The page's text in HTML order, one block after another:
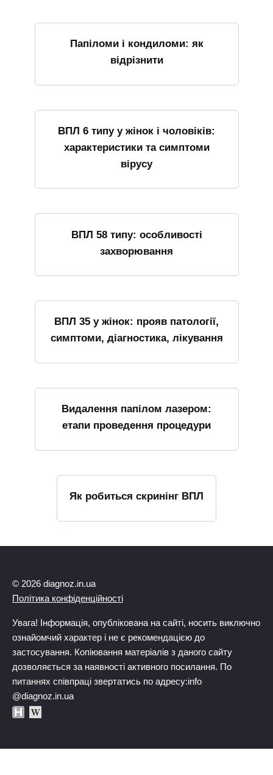
Папіломи і кондиломи: як
відрізнити
ВПЛ 6 типу у жінок і чоловіків:
характеристики та симптоми
вірусу
ВПЛ 58 типу: особливості
захворювання
ВПЛ 35 у жінок: прояв патології,
симптоми, діагностика, лікування
Видалення папілом лазером:
етапи проведення процедури
Як робиться скринінг ВПЛ
© 2026 diagnoz.in.ua
Політика конфіденційності
Увага! Інформація, опублікована на сайті, носить виключно
ознайомчий характер і не є рекомендацією до
застосування. Копіювання матеріалів з даного сайту
дозволяється за наявності активного посилання. По
питаннях співпраці звертатись по адресу:info
@diagnoz.in.ua